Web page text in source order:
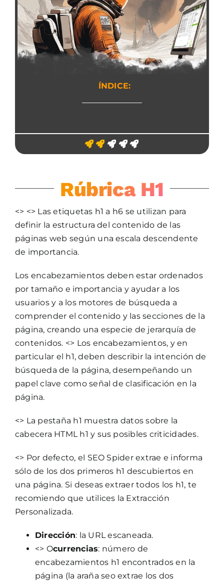
ÍNDICE:
Rúbrica H1
<> <> Las etiquetas h1 a h6 se utilizan para
definir la estructura del contenido de las
páginas web según una escala descendente
de importancia.
Los encabezamientos deben estar ordenados
por tamaño e importancia y ayudar a los
usuarios y a los motores de búsqueda a
comprender el contenido y las secciones de la
página, creando una especie de jerarquía de
contenidos. <> Los encabezamientos, y en
particular el h1, deben describir la intención de
búsqueda de la página, desempeñando un
papel clave como señal de clasificación en la
página.
<> La pestaña h1 muestra datos sobre la
cabecera HTML h1 y sus posibles criticidades.
<> Por defecto, el SEO Spider extrae e informa
sólo de los dos primeros h1 descubiertos en
una página. Si deseas extraer todos los h1, te
recomiendo que utilices la Extracción
Personalizada.
Dirección: la URL escaneada.
<> Ocurrencias: número de
encabezamientos h1 encontrados en la
página (la araña seo extrae los dos